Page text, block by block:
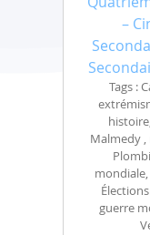
–
Tags :
Malmedy ,
guerre